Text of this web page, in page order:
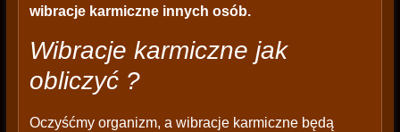
wibracje karmiczne innych osób.
Wibracje karmiczne jak
obliczyć ?
Oczyśćmy organizm, a wibracje karmiczne będą